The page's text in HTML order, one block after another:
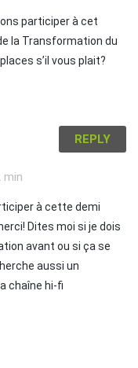
participer à cet
la Transformation du
s’il vous plait?
REPLY
min
à cette demi
Dites moi si je dois
avant ou si ça se
aussi un
chaîne hi-fi